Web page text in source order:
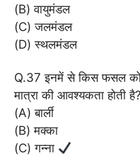
(B) वायुमंडल
(C) जलमंडल
(D) स्थलमंडल
Q.37 इनमें से किस फसल
मात्रा की आवश्यकता होती है?
(A) बार्ली
(B) मक्का
(C) गन्ना